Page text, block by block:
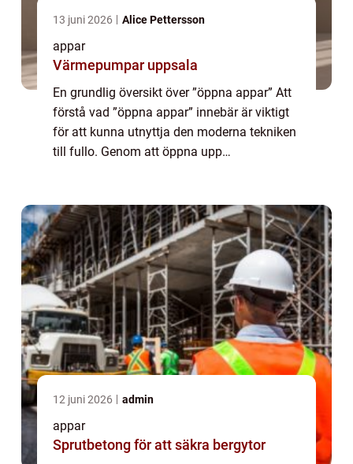
13 juni 2026 Alice Pettersson
appar
Värmepumpar uppsala
En grundlig översikt över ”öppna appar” Att
förstå vad ”öppna appar” innebär är viktigt
för att kunna utnyttja den moderna tekniken
till fullo. Genom att öppna upp
12 juni 2026 admin
appar
Sprutbetong för att säkra bergytor